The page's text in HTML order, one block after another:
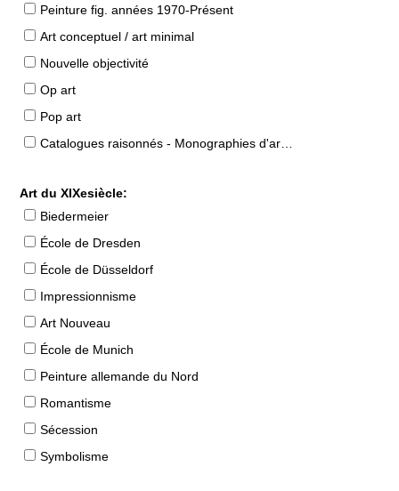
Peinture fig. années 1970-Présent
Art conceptuel / art minimal
Nouvelle objectivité
Op art
Pop art
Catalogues raisonnés - Monographies d'artistes
Art du XIXesiècle:
Biedermeier
École de Dresden
École de Düsseldorf
Impressionnisme
Art Nouveau
École de Munich
Peinture allemande du Nord
Romantisme
Sécession
Symbolisme